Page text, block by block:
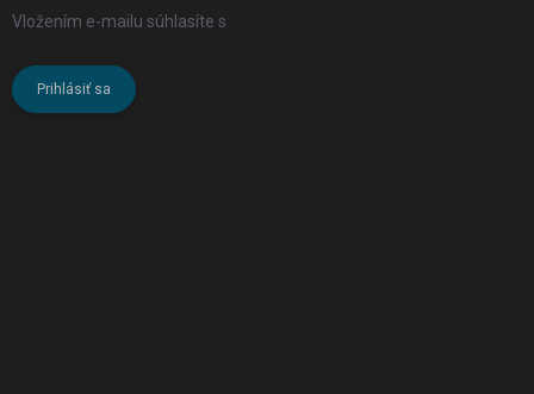
Vložením e-mailu súhlasíte s
Prihlásiť sa